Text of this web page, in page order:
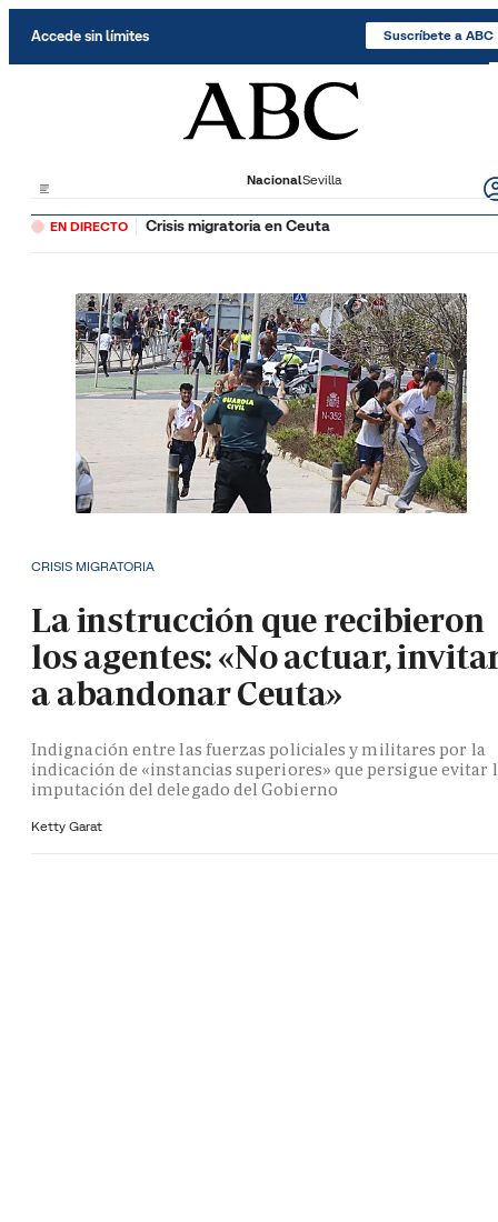
Accede sin límites Suscríbete a ABC
NacionalSevilla
EN DIRECTO Crisis migratoria en Ceuta
CRISIS MIGRATORIA
La instrucción que recibieron
los agentes: «No actuar,
a abandonar Ceuta»
Indignación entre las fuerzas policiales y militares por la
indicación de «instancias superiores» que persigue evitar
imputación del delegado del Gobierno
Ketty Garat